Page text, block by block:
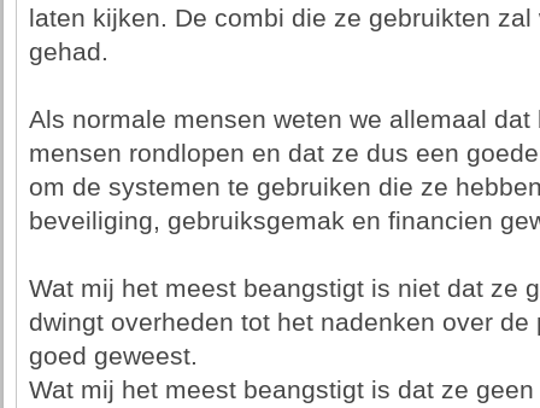
laten kijken. De combi die ze gebruikten
gehad.
Als normale mensen weten we allemaal
mensen rondlopen en dat ze dus een
om de systemen te gebruiken die ze
beveiliging, gebruiksgemak en financien
Wat mij het meest beangstigt is niet dat ze
dwingt overheden tot het nadenken over
goed geweest.
Wat mij het meest beangstigt is dat ze